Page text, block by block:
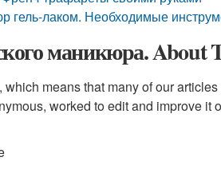
гель-лаком. Необходимые
маникюра. About
means that many of our
worked to edit and improve it